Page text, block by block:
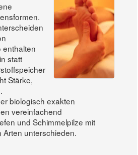
enthalten
statt
Stärke,
biologisch exakten
vereinfachend
und Schimmelpilze mit
Arten unterschieden.